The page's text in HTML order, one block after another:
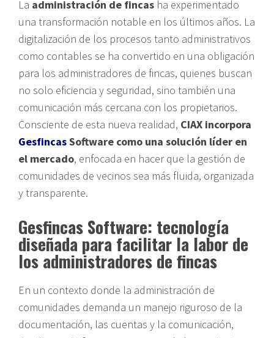
La administración de fincas ha experimentado
una transformación notable en los últimos años. La
digitalización de los procesos tanto administrativos
como contables se ha convertido en una obligación
para los administradores de fincas, quienes buscan
no solo eficiencia y seguridad, sino también una
comunicación más cercana con los propietarios.
Consciente de esta nueva realidad, CIAX incorpora
GesfincasSoftware como una solución líder en
el mercado, enfocada en hacer que la gestión de
comunidades de vecinos sea más fluida, organizada
y transparente.
Gesfincas Software: tecnología
diseñada para facilitar la labor de
los administradores de fincas
En un contexto donde la administración de
comunidades demanda un manejo riguroso de la
documentación, las cuentas y la comunicación,